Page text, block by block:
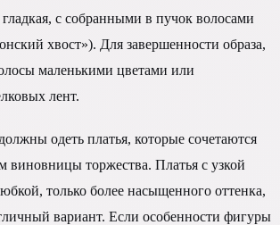
с собранными в пучок волосами
хвост»). Для завершенности образа,
маленькими цветами или
лент.
одеть платья, которые сочетаются
виновницы торжества. Платья с узкой
только более насыщенного оттенка,
вариант. Если особенности фигуры